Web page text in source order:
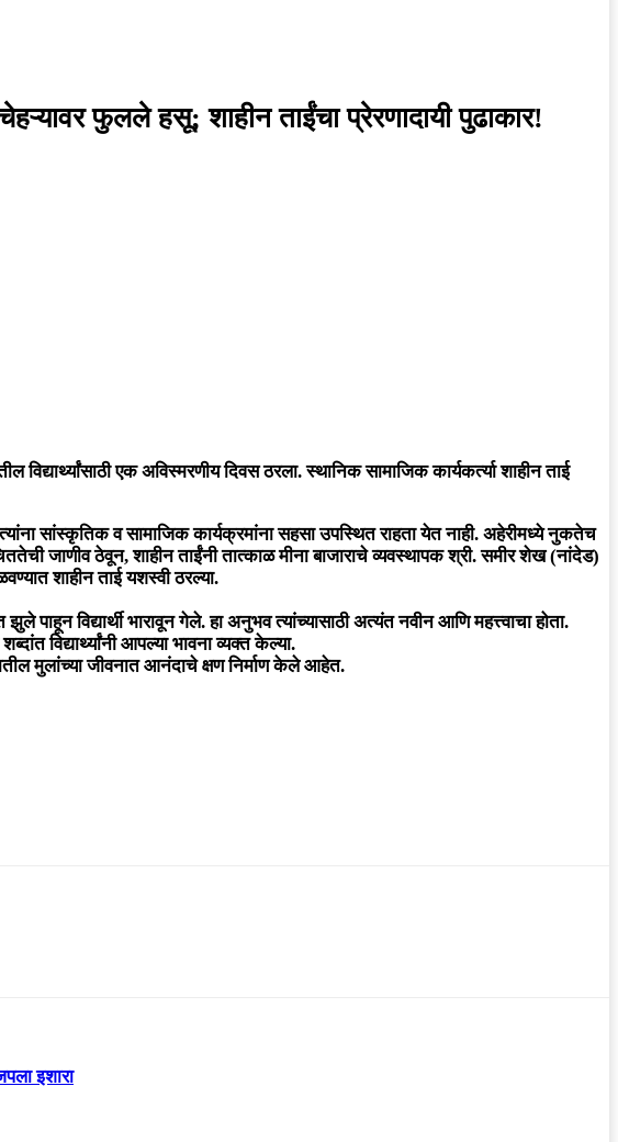
चेहऱ्यावर फुलले हसू; शाहीन ताईंचा प्रेरणादायी पुढाकार!
एक अविस्मरणीय दिवस ठरला. स्थानिक सामाजिक कार्यकर्त्या शाहीन ताई
सांस्कृतिक व सामाजिक कार्यक्रमांना सहसा उपस्थित राहता येत नाही. अहेरीमध्ये नुकतेच
जाणीव ठेवून, शाहीन ताईंनी तात्काळ मीना बाजाराचे व्यवस्थापक श्री. समीर शेख (नांदेड)
शाहीन ताई यशस्वी ठरल्या.
पाहून विद्यार्थी भारावून गेले. हा अनुभव त्यांच्यासाठी अत्यंत नवीन आणि महत्त्वाचा होता.
विद्यार्थ्यांनी आपल्या भावना व्यक्त केल्या.
मुलांच्या जीवनात आनंदाचे क्षण निर्माण केले आहेत.
इशारा